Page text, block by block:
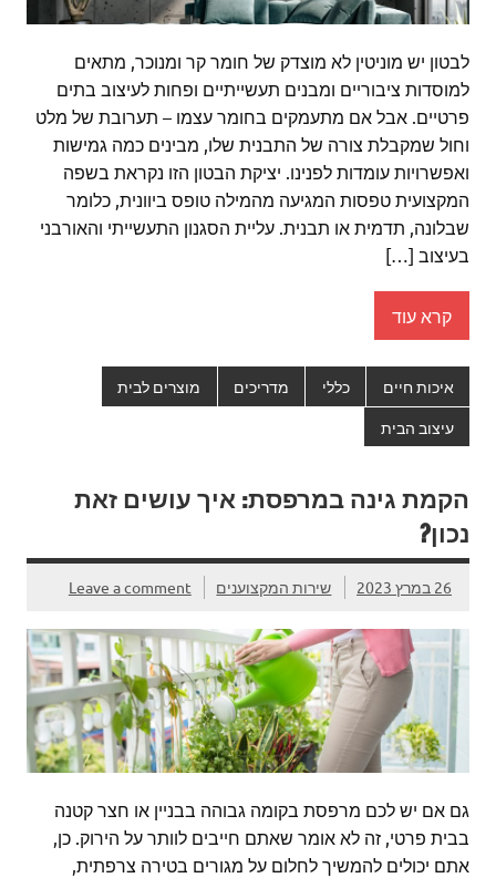
לבטון יש מוניטין לא מוצדק של חומר קר ומנוכר, מתאים
למוסדות ציבוריים ומבנים תעשייתיים ופחות לעיצוב בתים
פרטיים. אבל אם מתעמקים בחומר עצמו – תערובת של מלט
וחול שמקבלת צורה של התבנית שלו, מבינים כמה גמישות
ואפשרויות עומדות לפנינו. יציקת הבטון הזו נקראת בשפה
המקצועית טפסות המגיעה מהמילה טופס ביוונית, כלומר
שבלונה, תדמית או תבנית. עליית הסגנון התעשייתי והאורבני
בעיצוב […]
קרא עוד
איכות חיים כללי מדריכים מוצרים לבית
עיצוב הבית
הקמת גינה במרפסת: איך עושים זאת
נכון?
26 במרץ 2023 שירות המקצוענים Leave a comment
גם אם יש לכם מרפסת בקומה גבוהה בבניין או חצר קטנה
בבית פרטי, זה לא אומר שאתם חייבים לוותר על הירוק. כן,
אתם יכולים להמשיך לחלום על מגורים בטירה צרפתית,